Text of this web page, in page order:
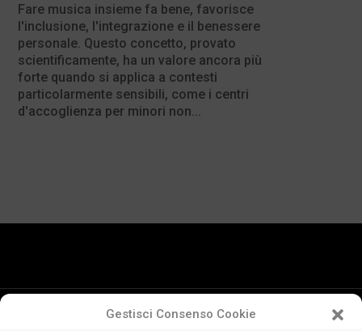
Gestisci Consenso Cookie
Fare musica insieme fa bene, favorisce
l'inclusione, l'integrazione e il benessere
personale. Questo concetto, provato
scientificamente, ha un valore ancora più
forte quando si applica a contesti
particolarmente sensibili, come i centri
d'accoglienza per minori non...